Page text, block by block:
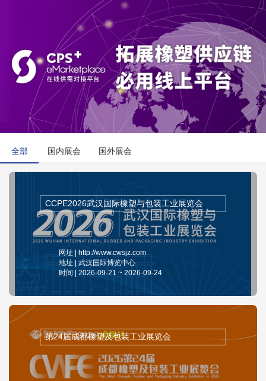
全部 国内展会 国外展会
CCPE2026武汉国际橡塑与包装工业展览会
网址 | http://www.cwsjz.com
地址 | 武汉国际博览中心
时间 | 2026-09-21 ~ 2026-09-24
第24届成都橡塑及包装工业展览会